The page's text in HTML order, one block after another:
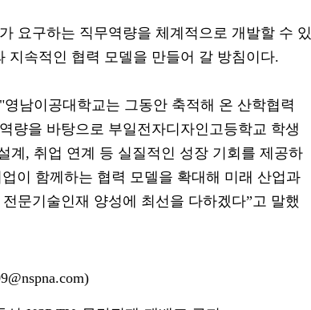
요구하는 직무역량을 체계적으로 개발할 수 있
지속적인 협력 모델을 만들어 갈 방침이다.
남이공대학교는 그동안 축적해 온 산학협력
량을 바탕으로 부일전자디자인고등학교 학생
계, 취업 연계 등 실질적인 성장 기회를 제공하
이 함께하는 협력 모델을 확대해 미래 산업과
문기술인재 양성에 최선을 다하겠다”고 말했